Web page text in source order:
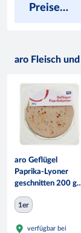
Preise anzeigen
aro Fleisch
aro Geflügel
Paprika-Lyoner
geschnitten 200 g
Packung
1er
verfügbar bei